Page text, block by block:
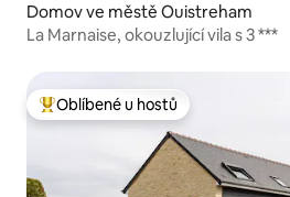
Domov ve městě Ouistreham
La Marnaise, okouzlující vila s 3 ***
Nejlepší v kategorii Oblíbené u hostů
Oblíbené u hostů